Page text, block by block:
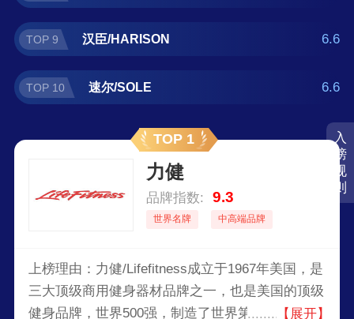
入
榜
规
则
TOP 9 汉臣/HARISON 6.6
TOP 10 速尔/SOLE 6.6
TOP 1
力健
品牌指数: 9.3
世界名牌 中高端品牌
上榜理由：力健/Lifefitness成立于1967年美国，是
三大顶级商用健身器材品牌之一，也是美国的顶级
健身品牌，世界500强，制造了世界第一台电动健
【展开】